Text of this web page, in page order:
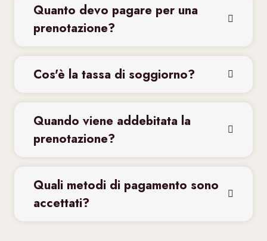
Quanto devo pagare per una
prenotazione?
Cos'è la tassa di soggiorno?
Quando viene addebitata la
prenotazione?
Quali metodi di pagamento sono
accettati?